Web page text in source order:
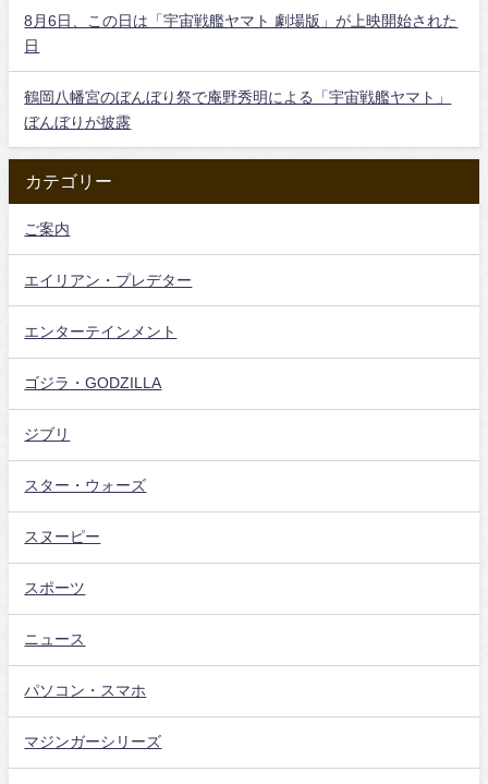
8月6日、この日は「宇宙戦艦ヤマト 劇場版」が上映開始された
日
鶴岡八幡宮のぼんぼり祭で庵野秀明による「宇宙戦艦ヤマト」
ぼんぼりが披露
カテゴリー
ご案内
エイリアン・プレデター
エンターテインメント
ゴジラ・GODZILLA
ジブリ
スター・ウォーズ
スヌーピー
スポーツ
ニュース
パソコン・スマホ
マジンガーシリーズ